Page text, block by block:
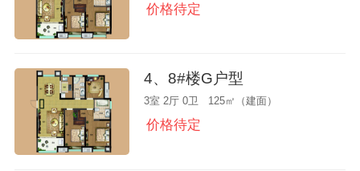
价格待定
4、8#楼G户型
3室 2厅 0卫 125㎡（建面）
价格待定